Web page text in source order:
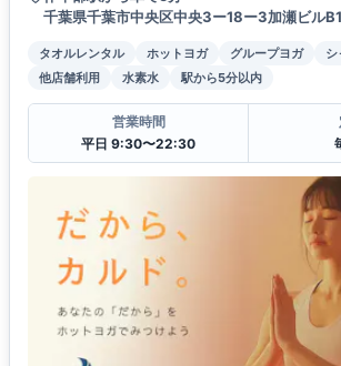
千葉県千葉市中央区中央3ー18ー3加瀬ビル
タオルレンタル ホットヨガ グループヨガ シ
他店舗利用
水素水 駅から5分以内
営業時間
平日 9:30〜22:30